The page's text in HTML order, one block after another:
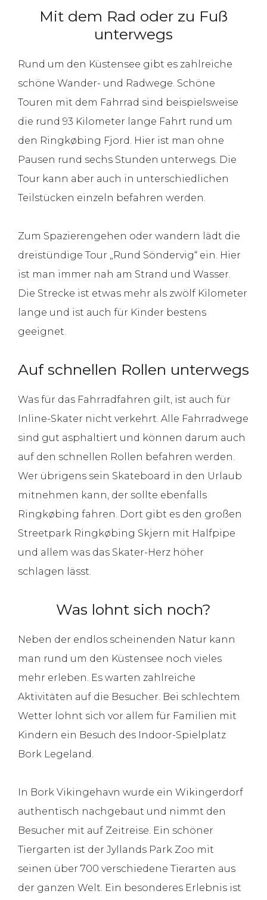
Mit dem Rad oder zu Fuß
unterwegs
Rund um den Küstensee gibt es zahlreiche
schöne Wander- und Radwege. Schöne
Touren mit dem Fahrrad sind beispielsweise
die rund 93 Kilometer lange Fahrt rund um
den Ringkøbing Fjord. Hier ist man ohne
Pausen rund sechs Stunden unterwegs. Die
Tour kann aber auch in unterschiedlichen
Teilstücken einzeln befahren werden.
Zum Spazierengehen oder wandern lädt die
dreistündige Tour „Rund Söndervig“ ein. Hier
ist man immer nah am Strand und Wasser.
Die Strecke ist etwas mehr als zwölf Kilometer
lange und ist auch für Kinder bestens
geeignet.
Auf schnellen Rollen unterwegs
Was für das Fahrradfahren gilt, ist auch für
Inline-Skater nicht verkehrt. Alle Fahrradwege
sind gut asphaltiert und können darum auch
auf den schnellen Rollen befahren werden.
Wer übrigens sein Skateboard in den Urlaub
mitnehmen kann, der sollte ebenfalls
Ringkøbing fahren. Dort gibt es den großen
Streetpark Ringkøbing Skjern mit Halfpipe
und allem was das Skater-Herz höher
schlagen lässt.
Was lohnt sich noch?
Neben der endlos scheinenden Natur kann
man rund um den Küstensee noch vieles
mehr erleben. Es warten zahlreiche
Aktivitäten auf die Besucher. Bei schlechtem
Wetter lohnt sich vor allem für Familien mit
Kindern ein Besuch des Indoor-Spielplatz
Bork Legeland.
In Bork Vikingehavn wurde ein Wikingerdorf
authentisch nachgebaut und nimmt den
Besucher mit auf Zeitreise. Ein schöner
Tiergarten ist der Jyllands Park Zoo mit
seinen über 700 verschiedene Tierarten aus
der ganzen Welt. Ein besonderes Erlebnis ist